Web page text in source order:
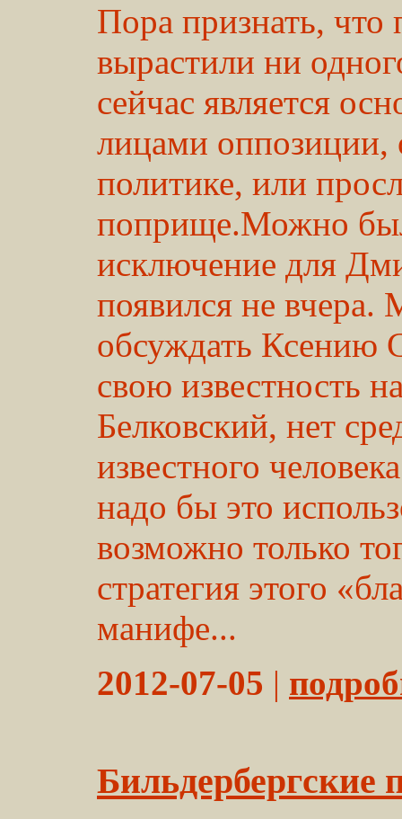
Пора признать, что
вырастили ни
сейчас является
лицами оппозиции,
политике, или
поприще.Можно
исключение для
появился не
обсуждать Ксению
свою известность
Белковский, нет
известного
надо бы это
возможно только
стратегия этого
манифе...
2012-07-05 |
Бильдербергские